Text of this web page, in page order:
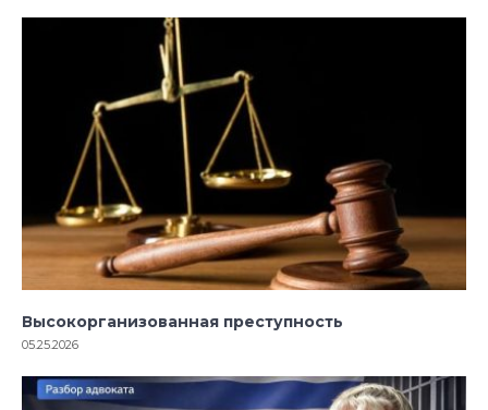
Высокорганизованная преступность
05.25.2026